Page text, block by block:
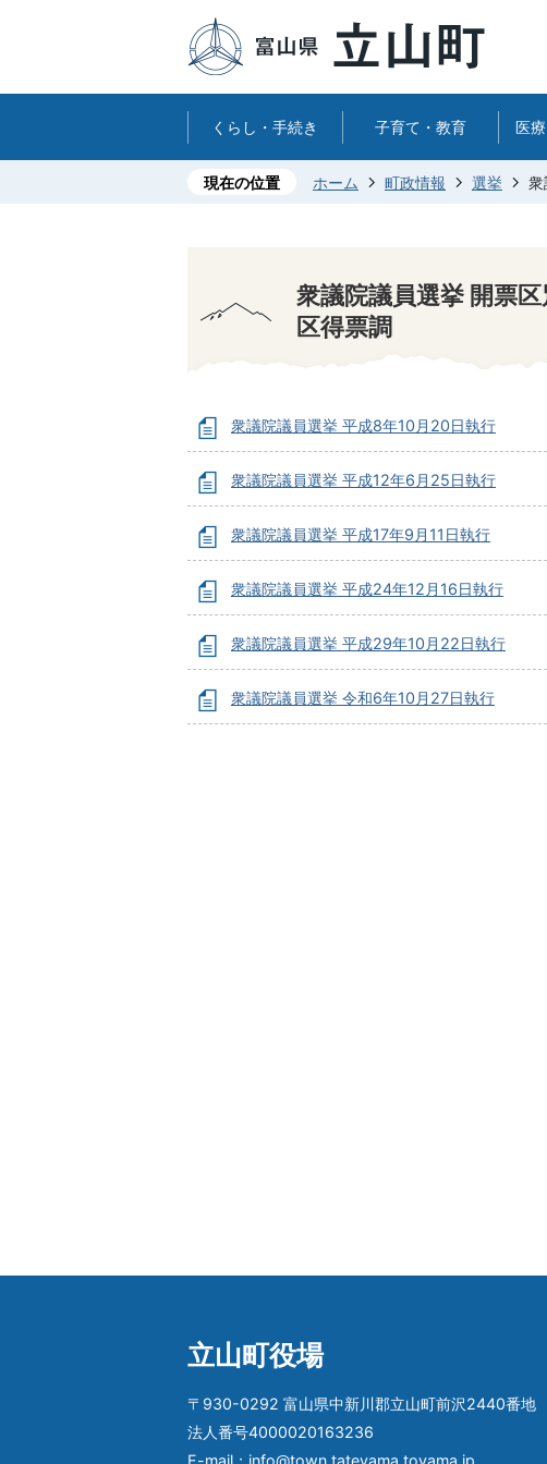
くらし・手続き 子育て・教育 医
現在の位置 ホーム 町政情報 選挙 衆
衆議院議員選挙 開票
区得票調
衆議院議員選挙 平成8年10月20日執行
衆議院議員選挙 平成12年6月25日執行
衆議院議員選挙 平成17年9月11日執行
衆議院議員選挙 平成24年12月16日執行
衆議院議員選挙 平成29年10月22日執行
衆議院議員選挙 令和6年10月27日執行
立山町役場
〒930-0292 富山県中新川郡立山町前沢2440番地
法人番号4000020163236
E-mail：info@town.tateyama.toyama.jp